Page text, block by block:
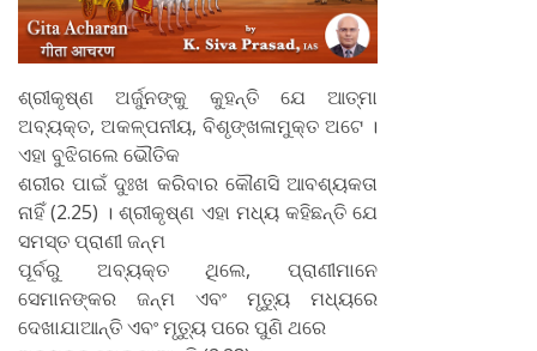
ଶ୍ରୀକୃଷ୍ଣ ଅର୍ଜୁନଙ୍କୁ କୁହନ୍ତି ଯେ ଆତ୍ମା
ଅବ୍ୟକ୍ତ, ଅକଳ୍ପନୀୟ, ବିଶୃଙ୍ଖଳାମୁକ୍ତ ଅଟେ ।
ଏହା ବୁଝିଗଲେ ଭୌତିକ
ଶରୀର ପାଇଁ ଦୁଃଖ କରିବାର କୌଣସି ଆବଶ୍ୟକତା
ନାହିଁ (2.25) । ଶ୍ରୀକୃଷ୍ଣ ଏହା ମଧ୍ୟ କହିଛନ୍ତି ଯେ
ସମସ୍ତ ପ୍ରାଣୀ ଜନ୍ମ
ପୂର୍ବରୁ ଅବ୍ୟକ୍ତ ଥିଲେ, ପ୍ରାଣୀମାନେ
ସେମାନଙ୍କର ଜନ୍ମ ଏବଂ ମୃତ୍ୟୁ ମଧ୍ୟରେ
ଦେଖାଯାଆନ୍ତି ଏବଂ ମୃତ୍ୟୁ ପରେ ପୁଣି ଥରେ